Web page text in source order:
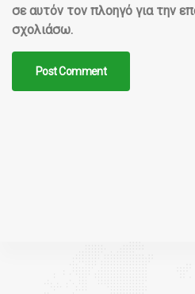
σε αυτόν τον πλοηγό για την
σχολιάσω.